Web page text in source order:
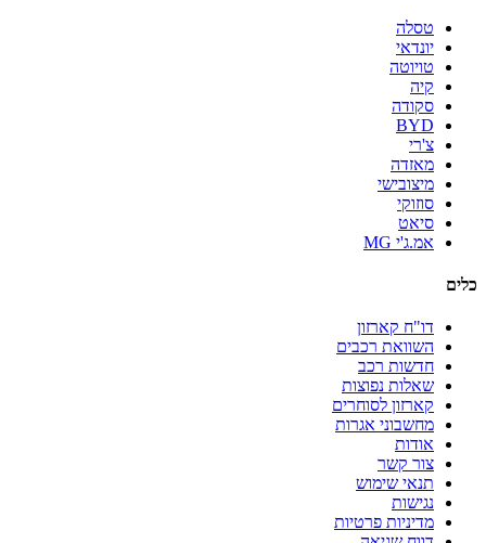
טסלה
יונדאי
טויוטה
קיה
סקודה
BYD
צ'רי
מאזדה
מיצובישי
סוזוקי
סיאט
אמ.ג'י MG
כלים
דו"ח קארזון
השוואת רכבים
חדשות רכב
שאלות נפוצות
קארזון לסוחרים
מחשבוני אגרות
אודות
צור קשר
תנאי שימוש
נגישות
מדיניות פרטיות